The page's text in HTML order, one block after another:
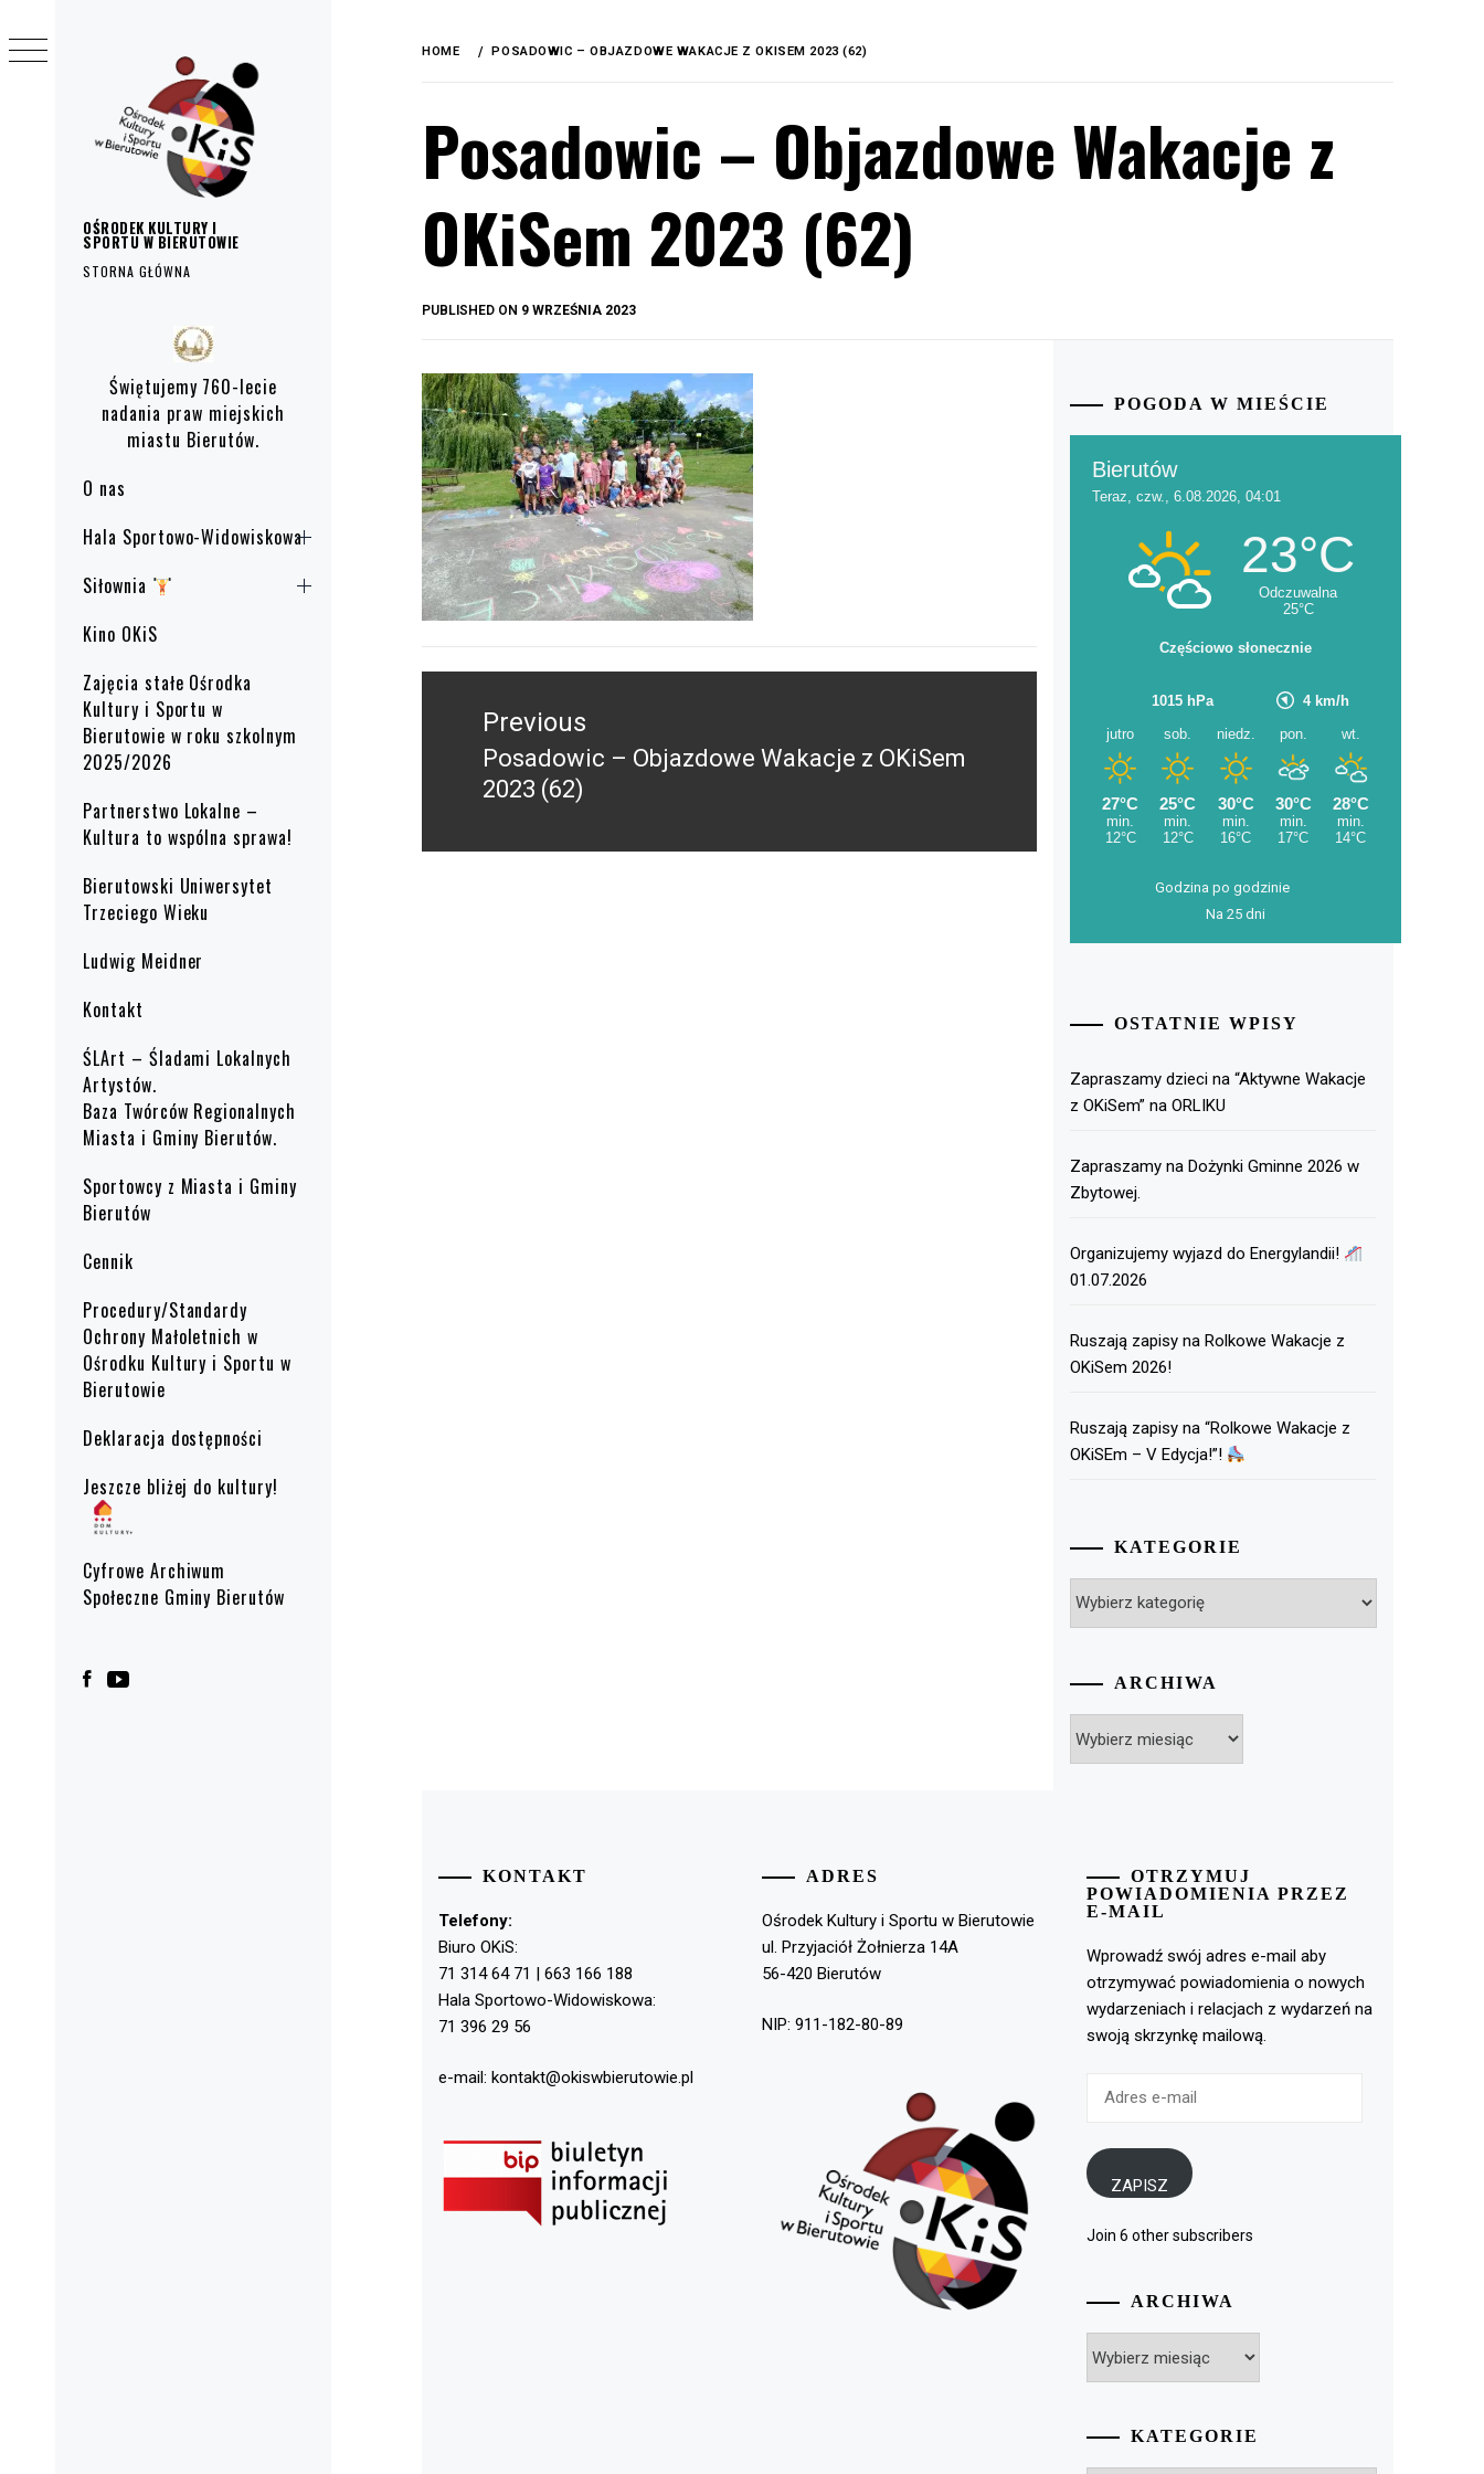
OŚRODEK KULTURY I
SPORTU W BIERUTOWIE
STORNA GŁÓWNA
Świętujemy 760-lecie
nadania praw miejskich
miastu Bierutów.
O nas
Hala Sportowo-Widowiskowa
Siłownia
Kino OKiS
Zajęcia stałe Ośrodka
Kultury i Sportu w
Bierutowie w roku szkolnym
2025/2026
Partnerstwo Lokalne –
Kultura to wspólna sprawa!
Bierutowski Uniwersytet
Trzeciego Wieku
Ludwig Meidner
Kontakt
ŚLArt – Śladami Lokalnych
Artystów.
Baza Twórców Regionalnych
Miasta i Gminy Bierutów.
Sportowcy z Miasta i Gminy
Bierutów
Cennik
Procedury/Standardy
Ochrony Małoletnich w
Ośrodku Kultury i Sportu w
Bierutowie
Deklaracja dostępności
Jeszcze bliżej do kultury!
Cyfrowe Archiwum
Społeczne Gminy Bierutów
HOME POSADOWIC – OBJAZDOWE WAKACJE Z OKISEM 2023 (62)
Posadowic – Objazdowe Wakacje z
OKiSem 2023 (62)
PUBLISHED ON 9 WRZEŚNIA 2023
wpisuPrevious
Previous
post:
Posadowic – Objazdowe Wakacje z OKiSem
2023 (62)
POGODA W MIEŚCIE
Godzina po godzinie
Na 25 dni
OSTATNIE WPISY
Zapraszamy dzieci na “Aktywne Wakacje
z OKiSem” na ORLIKU
Zapraszamy na Dożynki Gminne 2026 w
Zbytowej.
Organizujemy wyjazd do Energylandii!
01.07.2026
Ruszają zapisy na Rolkowe Wakacje z
OKiSem 2026!
Ruszają zapisy na “Rolkowe Wakacje z
OKiSEm – V Edycja!”!
KATEGORIE
ARCHIWA
KONTAKT
Telefony:
Biuro OKiS:
71 314 64 71 | 663 166 188
Hala Sportowo-Widowiskowa:
71 396 29 56
e-mail: kontakt@okiswbierutowie.pl
ADRES
Ośrodek Kultury i Sportu w Bierutowie
ul. Przyjaciół Żołnierza 14A
56-420 Bierutów
NIP: 911-182-80-89
OTRZYMUJ
POWIADOMIENIA PRZEZ
E-MAIL
Wprowadź swój adres e-mail aby
otrzymywać powiadomienia o nowych
wydarzeniach i relacjach z wydarzeń na
swoją skrzynkę mailową.
ZAPISZ
Join 6 other subscribers
ARCHIWA
KATEGORIE